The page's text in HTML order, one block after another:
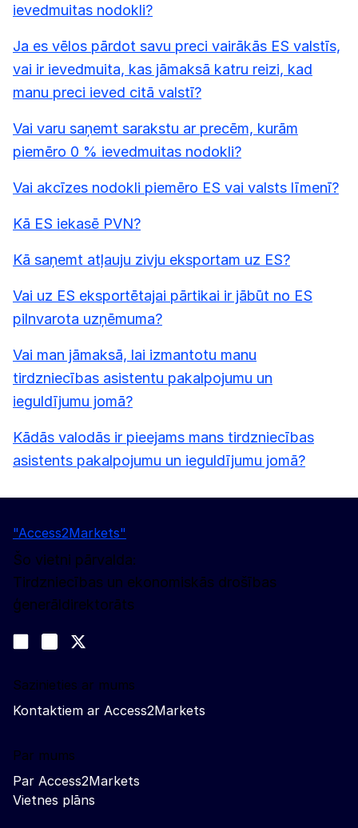
ievedmuitas nodokli?
Ja es vēlos pārdot savu preci vairākās ES valstīs,
vai ir ievedmuita, kas jāmaksā katru reizi, kad
manu preci ieved citā valstī?
Vai varu saņemt sarakstu ar precēm, kurām
piemēro 0 % ievedmuitas nodokli?
Vai akcīzes nodokli piemēro ES vai valsts līmenī?
Kā ES iekasē PVN?
Kā saņemt atļauju zivju eksportam uz ES?
Vai uz ES eksportētajai pārtikai ir jābūt no ES
pilnvarota uzņēmuma?
Vai man jāmaksā, lai izmantotu manu
tirdzniecības asistentu pakalpojumu un
ieguldījumu jomā?
Kādās valodās ir pieejams mans tirdzniecības
asistents pakalpojumu un ieguldījumu jomā?
"Access2Markets"
Šo vietni pārvalda:
Tirdzniecības un ekonomiskās drošības
ģenerāldirektorāts
Join us on LinkedIn
Trade-Off podcast
Sazinieties ar mums
Kontaktiem ar Access2Markets
Par mums
Par Access2Markets
Vietnes plāns